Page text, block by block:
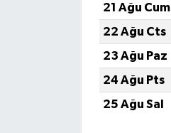
21 Ağu Cum
22 Ağu Cts
23 Ağu Paz
24 Ağu Pts
25 Ağu Sal